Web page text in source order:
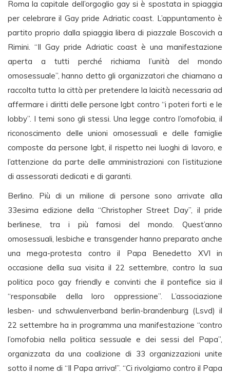
Roma la capitale dell’orgoglio gay si è spostata in spiaggia
per celebrare il Gay pride Adriatic coast. L’appuntamento è
partito proprio dalla spiaggia libera di piazzale Boscovich a
Rimini. “Il Gay pride Adriatic coast è una manifestazione
aperta a tutti perché richiama l’unità del mondo
omosessuale”, hanno detto gli organizzatori che chiamano a
raccolta tutta la città per pretendere la laicità necessaria ad
affermare i diritti delle persone lgbt contro “i poteri forti e le
lobby”. I temi sono gli stessi. Una legge contro l’omofobia, il
riconoscimento delle unioni omosessuali e delle famiglie
composte da persone lgbt, il rispetto nei luoghi di lavoro, e
l’attenzione da parte delle amministrazioni con l’istituzione
di assessorati dedicati e di garanti.
Berlino. Più di un milione di persone sono arrivate alla
33esima edizione della “Christopher Street Day”, il pride
berlinese, tra i più famosi del mondo. Quest’anno
omosessuali, lesbiche e transgender hanno preparato anche
una mega-protesta contro il Papa Benedetto XVI in
occasione della sua visita il 22 settembre, contro la sua
politica poco gay friendly e convinti che il pontefice sia il
“responsabile della loro oppressione”. L’associazione
lesben- und schwulenverband berlin-brandenburg (Lsvd) il
22 settembre ha in programma una manifestazione “contro
l’omofobia nella politica sessuale e dei sessi del Papa”,
organizzata da una coalizione di 33 organizzazioni unite
sotto il nome di “Il Papa arriva!”. “Ci rivolgiamo contro il Papa